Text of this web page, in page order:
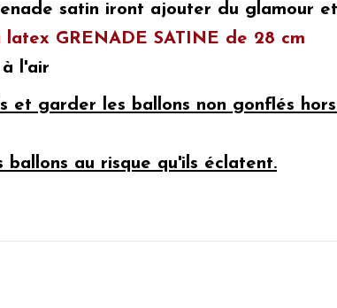
satin iront ajouter du glamour
GRENADE SATINE de 28 cm
l'air
et garder les ballons non gonflés
au risque qu'ils éclatent.